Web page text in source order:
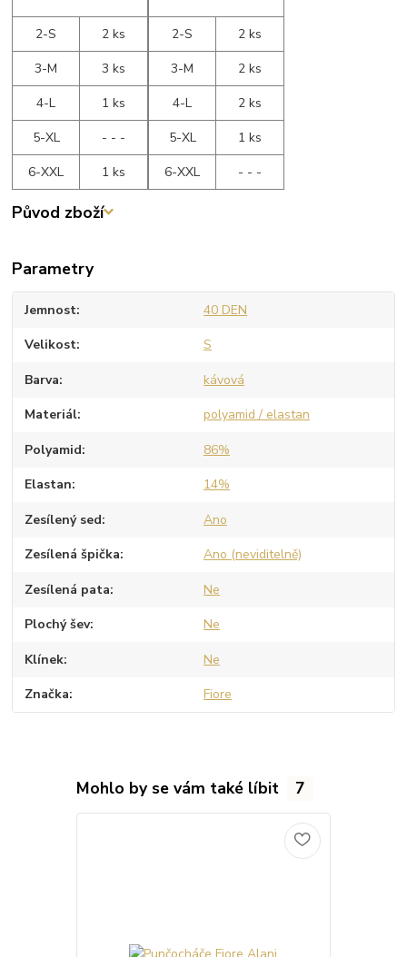
2-S
2 ks
3-M
3 ks
4-L
1 ks
5-XL
- - -
6-XXL
1 ks
2-S
2 ks
3-M
2 ks
4-L
2 ks
5-XL
1 ks
6-XXL
- - -
Původ zboží
Parametry
Jemnost 40 DEN
Velikost S
Barva kávová
Materiál polyamid / elastan
Polyamid 86%
Elastan 14%
Zesílený sed Ano
Zesílená špička Ano (neviditelně)
Zesílená pata Ne
Plochý šev Ne
Klínek Ne
Značka Fiore
Mohlo by se vám také líbit 7